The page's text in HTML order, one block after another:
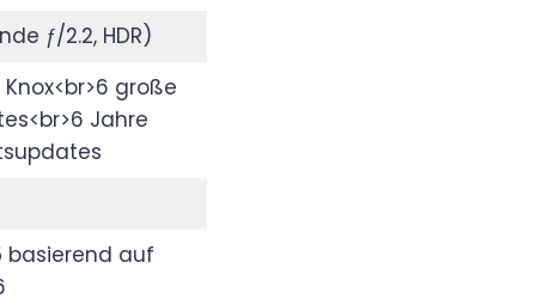
ƒ/2.2, HDR)
große
Jahre
basierend auf